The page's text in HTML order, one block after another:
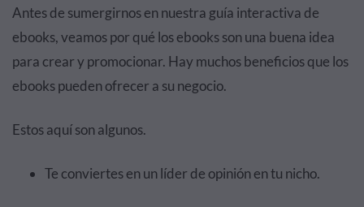
Antes de sumergirnos en nuestra guía interactiva de
ebooks, veamos por qué los ebooks son una buena idea
para crear y promocionar. Hay muchos beneficios que los
ebooks pueden ofrecer a su negocio.
Estos aquí son algunos.
Te conviertes en un líder de opinión en tu nicho.